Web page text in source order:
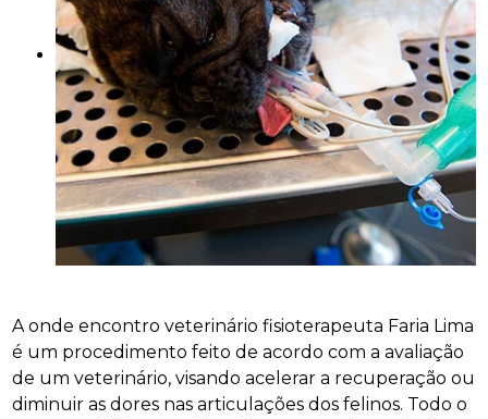
A onde encontro veterinário fisioterapeuta Faria Lima
é um procedimento feito de acordo com a avaliação
de um veterinário, visando acelerar a recuperação ou
diminuir as dores nas articulações dos felinos. Todo o